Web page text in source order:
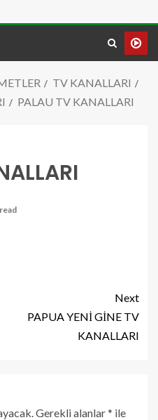
TV KANALLARI
PALAU TV KANALLARI
Next
PAPUA YENİ GİNE TV
KANALLARI
Gerekli alanlar* ile